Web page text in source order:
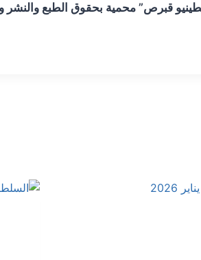
قبرص” محمية بحقوق الطبع والنشر